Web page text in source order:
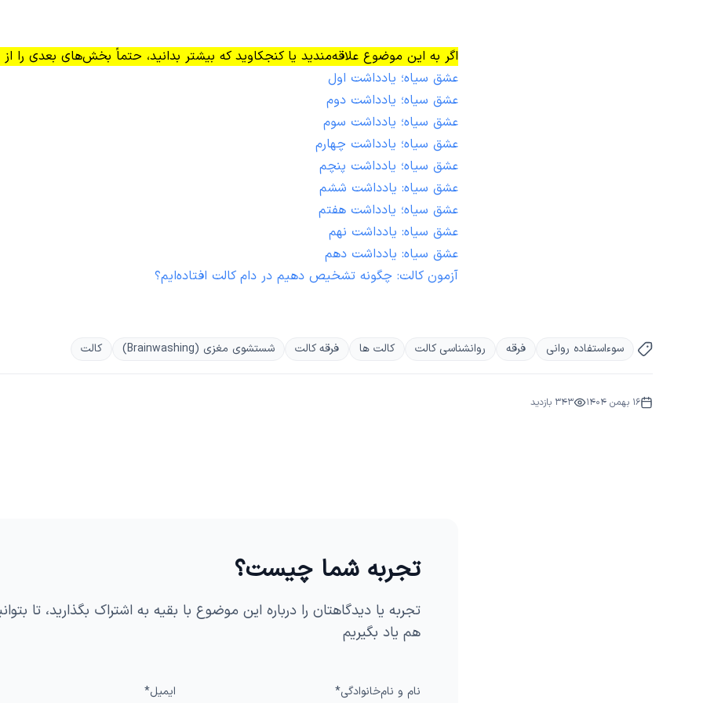
اگر به این موضوع علاقه‌مندید یا کنجکاوید که بیشتر بدانید، حتماً بخش‌های بعدی را
عشق سیاه؛ یادداشت اول
عشق سیاه؛ یادداشت دوم
عشق سیاه؛ یادداشت سوم
عشق سیاه؛ یادداشت چهارم
عشق سیاه؛ یادداشت پنچم
عشق سیاه: یادداشت ششم
عشق سیاه؛ یادداشت هفتم
عشق سیاه: یادداشت نهم
عشق سیاه: یادداشت دهم
آزمون کالت: چگونه تشخیص دهیم در دام کالت افتاده‌ایم؟
سوءاستفاده روانی فرقه روانشناسی کالت کالت ها فرقه کالت شستشوی مغزی (Brainwashing) کالت
16 بهمن 1404 343 بازدید
تجربه شما چیست؟
تجربه یا دیدگاهتان را درباره این موضوع با بقیه به اشتراک بگذارید، تا
هم یاد بگیریم
نام و نام‌خانوادگی* ایمیل*